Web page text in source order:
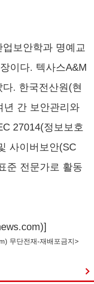
보안학과 명예교
이다. 텍사스A&M
. 한국전산원(현
년 간 보안관리와
27014(정보보호
사이버보안(SC
준 전문가로 활동
)]
) 무단전재-재배포금지>